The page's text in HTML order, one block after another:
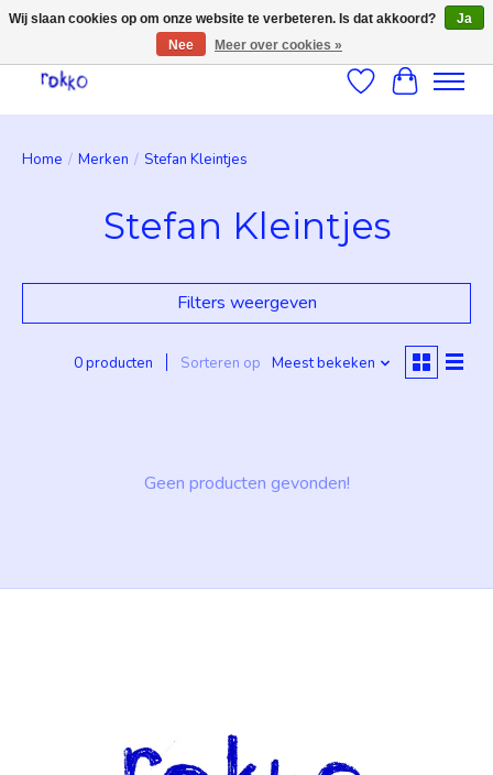
Verlanglijst
Home / Merken / Stefan Kleintjes
Stefan Kleintjes
Filters weergeven
0 producten Sorteren op Meest bekeken
Geen producten gevonden!
Wij slaan cookies op om onze website te verbeteren. Is dat akkoord?
Ja
Nee
Meer over cookies »